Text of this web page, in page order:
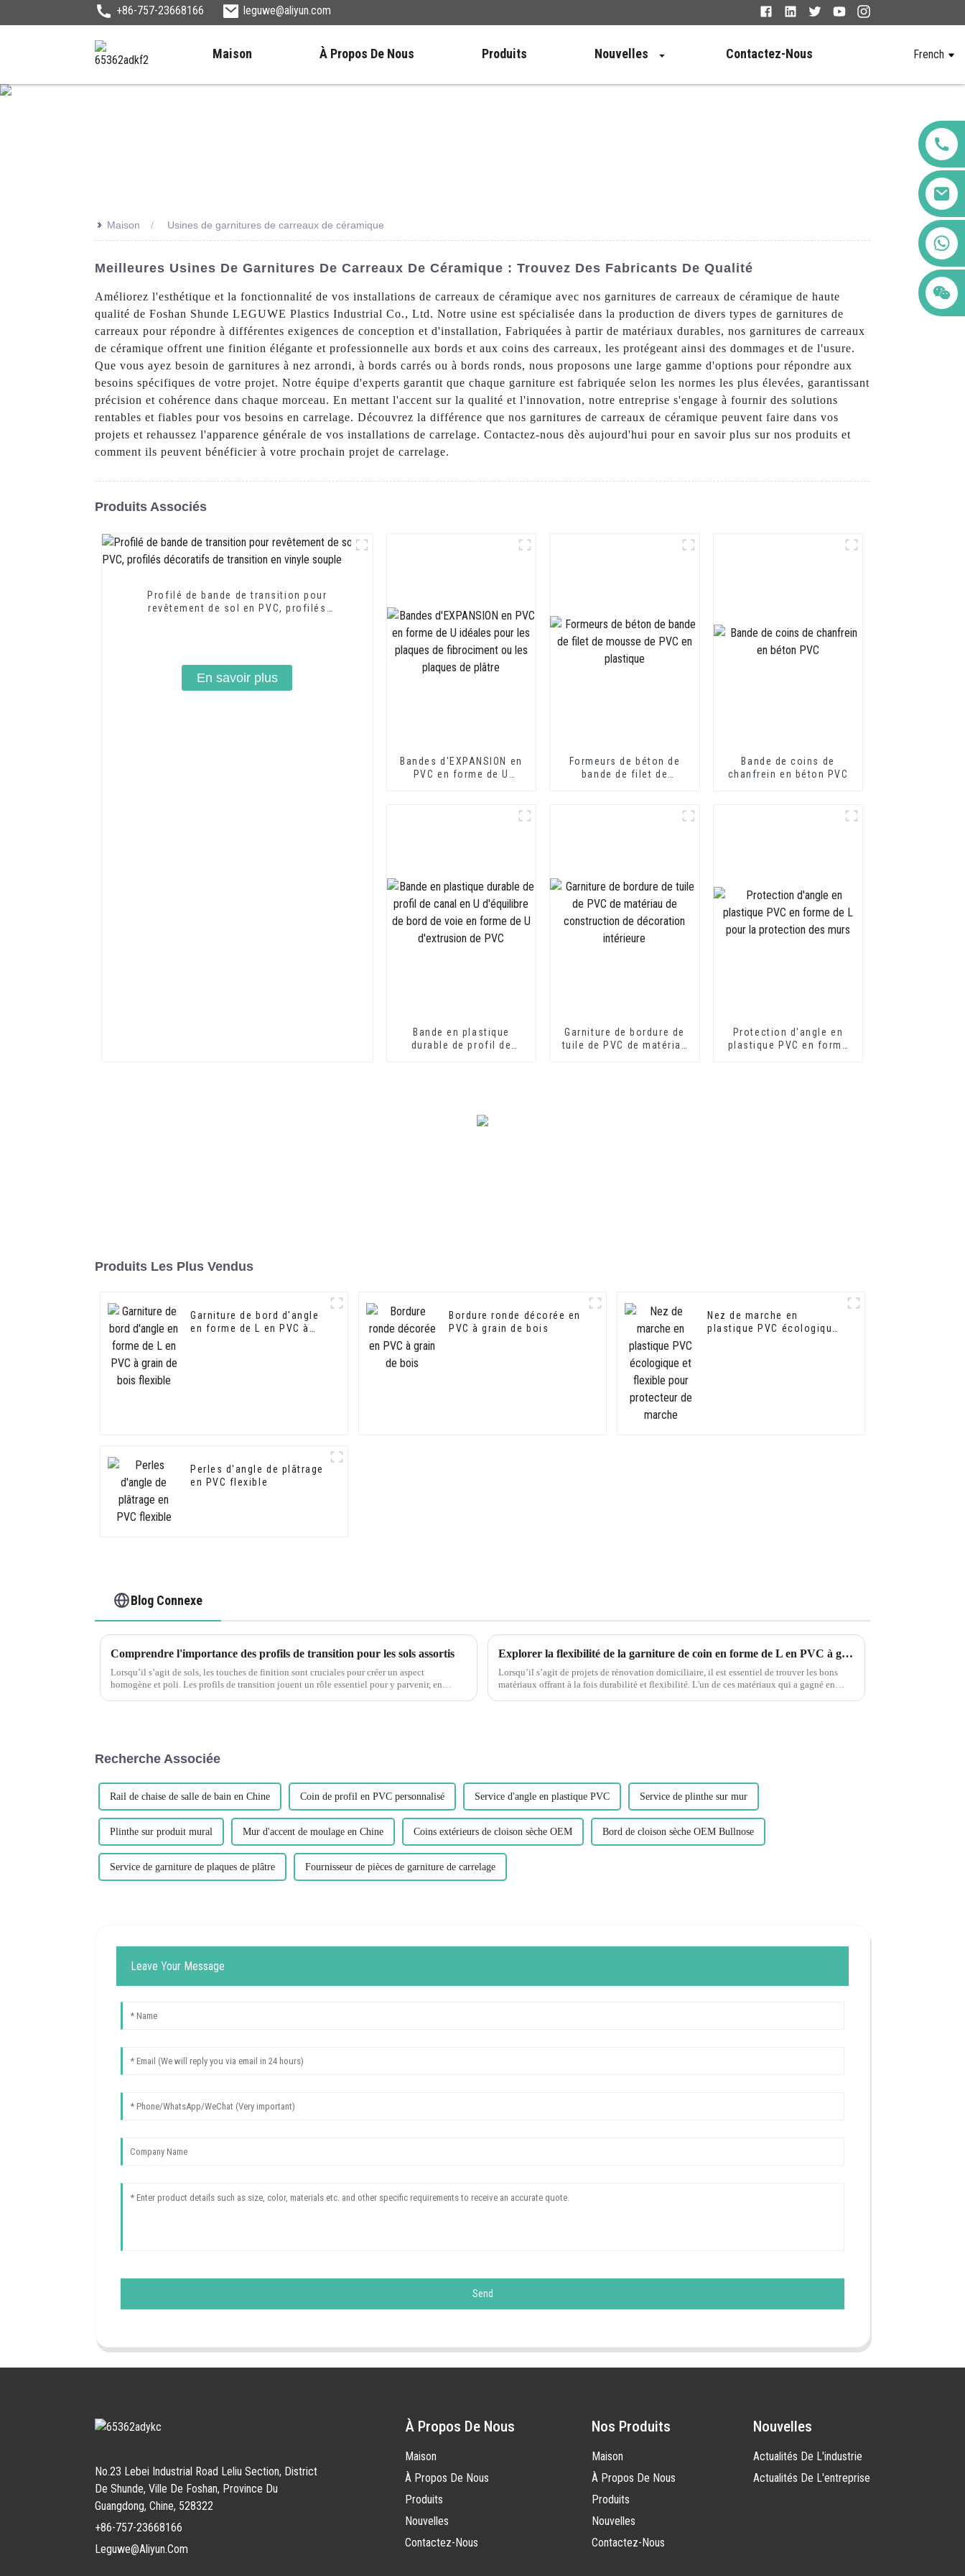
+86-757-23668166 leguwe@aliyun.com
Maison À Propos De Nous Produits Nouvelles Contactez-Nous French
+86 123456789122
>> Maison Usines de garnitures de carreaux de céramique
Meilleures Usines De Garnitures De Carreaux De Céramique : Trouvez Des Fabricants De Qualité
Améliorez l'esthétique et la fonctionnalité de vos installations de carreaux de céramique avec nos garnitures de carreaux de céramique de haute
qualité de Foshan Shunde LEGUWE Plastics Industrial Co., Ltd. Notre usine est spécialisée dans la production de divers types de garnitures de
carreaux pour répondre à différentes exigences de conception et d'installation, Fabriquées à partir de matériaux durables, nos garnitures de carreaux
de céramique offrent une finition élégante et professionnelle aux bords et aux coins des carreaux, les protégeant ainsi des dommages et de l'usure.
Que vous ayez besoin de garnitures à nez arrondi, à bords carrés ou à bords ronds, nous proposons une large gamme d'options pour répondre aux
besoins spécifiques de votre projet. Notre équipe d'experts garantit que chaque garniture est fabriquée selon les normes les plus élevées, garantissant
précision et cohérence dans chaque morceau. En mettant l'accent sur la qualité et l'innovation, notre entreprise s'engage à fournir des solutions
rentables et fiables pour vos besoins en carrelage. Découvrez la différence que nos garnitures de carreaux de céramique peuvent faire dans vos
projets et rehaussez l'apparence générale de vos installations de carrelage. Contactez-nous dès aujourd'hui pour en savoir plus sur nos produits et
comment ils peuvent bénéficier à votre prochain projet de carrelage.
Produits Associés
Profilé de bande de transition pour
revêtement de sol en PVC, profilés
En savoir plus
Bandes d'EXPANSION en
PVC en forme de U
Formeurs de béton de
bande de filet de
Bande de coins de
chanfrein en béton PVC
Bande en plastique
durable de profil de
Garniture de bordure de
tuile de PVC de matériau
Protection d'angle en
plastique PVC en forme
Produits Les Plus Vendus
Garniture de bord d'angle
en forme de L en PVC à
Bordure ronde décorée en
PVC à grain de bois
Nez de marche en
plastique PVC écologique
Perles d'angle de plâtrage
en PVC flexible
Blog Connexe
Comprendre l'importance des profils de transition pour les sols assortis
Lorsqu’il s’agit de sols, les touches de finition sont cruciales pour créer un aspect
homogène et poli. Les profils de transition jouent un rôle essentiel pour y parvenir, en
Explorer la flexibilité de la garniture de coin en forme de L en PVC à grain de bois flexible Leguwe
Lorsqu’il s’agit de projets de rénovation domiciliaire, il est essentiel de trouver les bons
matériaux offrant à la fois durabilité et flexibilité. L'un de ces matériaux qui a gagné en
Recherche Associée
Rail de chaise de salle de bain en Chine Coin de profil en PVC personnalisé Service d'angle en plastique PVC Service de plinthe sur mur
Plinthe sur produit mural Mur d'accent de moulage en Chine Coins extérieurs de cloison sèche OEM Bord de cloison sèche OEM Bullnose
Service de garniture de plaques de plâtre Fournisseur de pièces de garniture de carrelage
Leave Your Message
Send
No.23 Lebei Industrial Road Leliu Section, District
De Shunde, Ville De Foshan, Province Du
Guangdong, Chine, 528322
+86-757-23668166
Leguwe@aliyun.com
À Propos De Nous
Maison
À Propos De Nous
Produits
Nouvelles
Contactez-Nous
Nos Produits
Maison
À Propos De Nous
Produits
Nouvelles
Contactez-Nous
Nouvelles
Actualités De L'industrie
Actualités De L'entreprise